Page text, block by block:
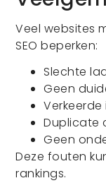
Veel websites
SEO beperken:
Slechte
Geen
Duplicate
Geen
Deze fouten
rankings.